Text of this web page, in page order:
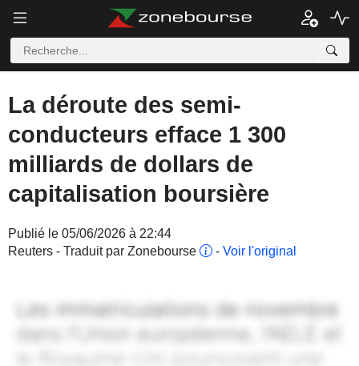
La déroute des semi-
conducteurs efface 1 300
milliards de dollars de
capitalisation boursière
Publié le 05/06/2026 à 22:44
Reuters - Traduit par Zonebourse
- Voir l'original